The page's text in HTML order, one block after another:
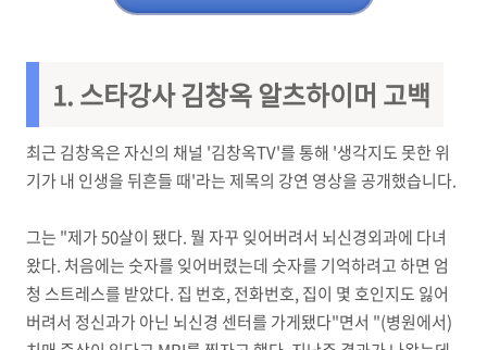
1. 스타강사 김창옥 알츠하이머 고백
최근 김창옥은 자신의 채널 '김창옥TV'를 통해 '생각지도 못한 위
기가 내 인생을 뒤흔들 때'라는 제목의 강연 영상을 공개했습니다.
그는 "제가 50살이 됐다. 뭘 자꾸 잊어버려서 뇌신경외과에 다녀
왔다. 처음에는 숫자를 잊어버렸는데 숫자를 기억하려고 하면 엄
청 스트레스를 받았다. 집 번호, 전화번호, 집이 몇 호인지도 잃어
버려서 정신과가 아닌 뇌신경 센터를 가게됐다"면서 "(병원에서)